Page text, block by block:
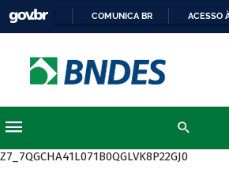
COMUNICA BR ACESSO
Z7_7QGCHA41L071B0QGLVK8P22GJ0